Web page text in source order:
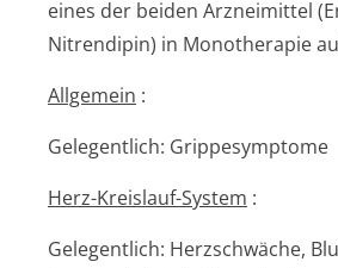
eines der beiden Arzneimittel
Nitrendipin) in Monotherapie
Allgemein :
Gelegentlich: Grippesymptome
Herz-Kreislauf-System :
Gelegentlich: Herzschwäche,